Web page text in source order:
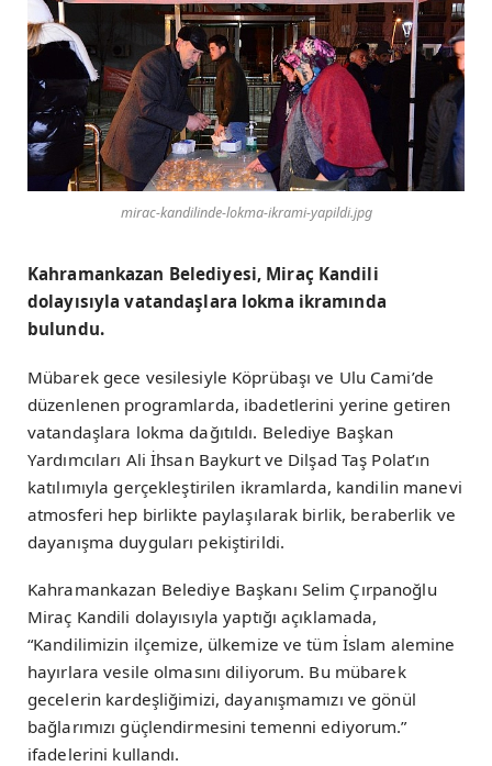
mirac-kandilinde-lokma-ikrami-yapildi.jpg
Kahramankazan Belediyesi, Miraç Kandili
dolayısıyla vatandaşlara lokma ikramında
bulundu.
Mübarek gece vesilesiyle Köprübaşı ve Ulu Cami’de
düzenlenen programlarda, ibadetlerini yerine getiren
vatandaşlara lokma dağıtıldı. Belediye Başkan
Yardımcıları Ali İhsan Baykurt ve Dilşad Taş Polat’ın
katılımıyla gerçekleştirilen ikramlarda, kandilin manevi
atmosferi hep birlikte paylaşılarak birlik, beraberlik ve
dayanışma duyguları pekiştirildi.
Kahramankazan Belediye Başkanı Selim Çırpanoğlu
Miraç Kandili dolayısıyla yaptığı açıklamada,
“Kandilimizin ilçemize, ülkemize ve tüm İslam alemine
hayırlara vesile olmasını diliyorum. Bu mübarek
gecelerin kardeşliğimizi, dayanışmamızı ve gönül
bağlarımızı güçlendirmesini temenni ediyorum.”
ifadelerini kullandı.